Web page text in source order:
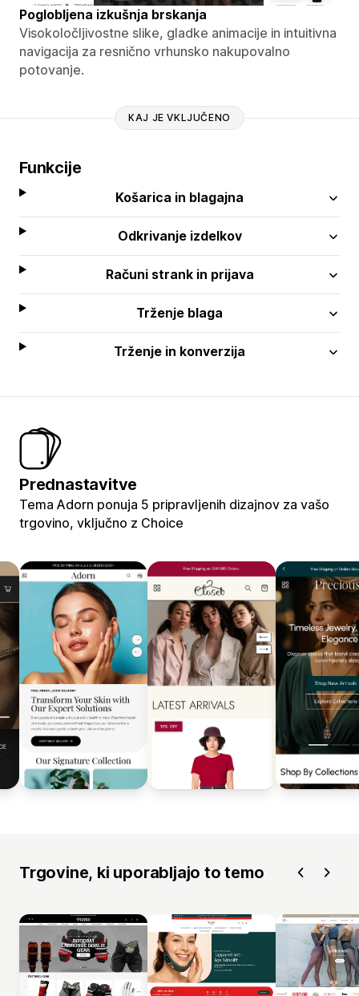
Poglobljena izkušnja brskanja
Visokoločljivostne slike, gladke animacije in intuitivna
navigacija za resnično vrhunsko nakupovalno
potovanje.
KAJ JE VKLJUČENO
Funkcije
Košarica in blagajna
Odkrivanje izdelkov
Računi strank in prijava
Trženje blaga
Trženje in konverzija
Prednastavitve
Tema Adorn ponuja 5 pripravljenih dizajnov za vašo
trgovino, vključno z Choice
Trgovine, ki uporabljajo to temo